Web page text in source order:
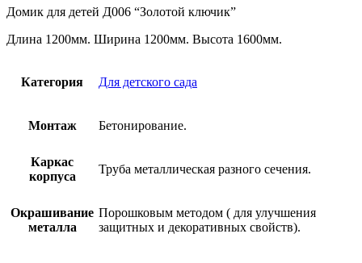
Домик для детей Д006 “Золотой ключик”
Длина 1200мм. Ширина 1200мм. Высота 1600мм.
Категория Для детского сада
Монтаж Бетонирование.
Каркас
корпуса
Труба металлическая разного сечения.
Окрашивание
металла
Порошковым методом ( для улучшения
защитных и декоративных свойств).